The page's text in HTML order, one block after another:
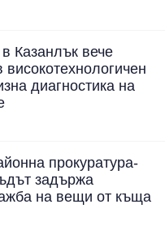
Казанлък вече
високотехнологичен
диагностика на
прокуратура-
задържа
на вещи от къща